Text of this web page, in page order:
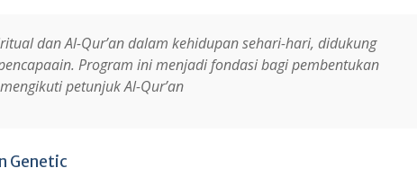
dan Al-Qur’an dalam kehidupan sehari-hari, didukung
Program ini menjadi fondasi bagi pembentukan
petunjuk Al-Qur’an
Genetic